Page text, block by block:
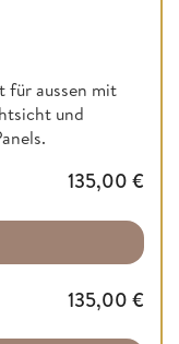
für aussen mit
und
135,00 €
135,00 €